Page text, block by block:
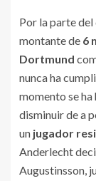
Por la parte
montante de 6
Dortmund
nunca ha
momento se ha
disminuir de a
un jugador
Anderlecht
Augustinsson,